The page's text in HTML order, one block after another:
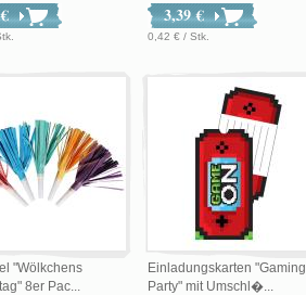
3,39 €
0,42 € / Stk.
"Wölkchens
8er Pac...
Einladungskarten "Gaming
Party" mit Umschl�...